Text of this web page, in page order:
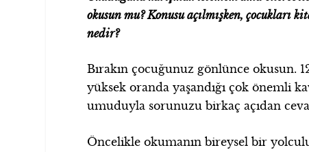
okusun mu? Konusu açılmışken, çocukları
nedir?
Bırakın çocuğunuz gönlünce okusun.
yüksek oranda yaşandığı çok önemli
umuduyla sorunuzu birkaç açıdan
Öncelikle okumanın bireysel bir